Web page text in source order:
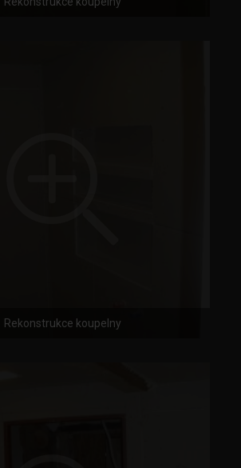
Rekonstrukce koupelny